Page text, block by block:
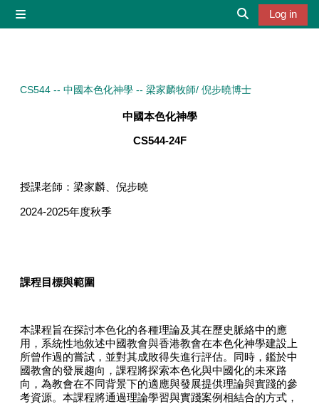
Log in
CS544 -- 中國本色化神學 -- 梁家麟牧師/ 倪步曉博士
中國本色化神學
CS544-24F
授課老師：梁家麟、倪步曉
2024-2025年度秋季
課程目標與範圍
本課程旨在探討本色化的各種理論及其在歷史脈絡中的應
用，系統性地敘述中國教會與香港教會在本色化神學建設上
所曾作過的嘗試，並對其成敗得失進行評估。同時，鑑於中
國教會的發展趨向，課程將探索本色化與中國化的未來路
向，為教會在不同背景下的適應與發展提供理論與實踐的參
考資源。本課程將通過理論學習與實踐案例相結合的方式，